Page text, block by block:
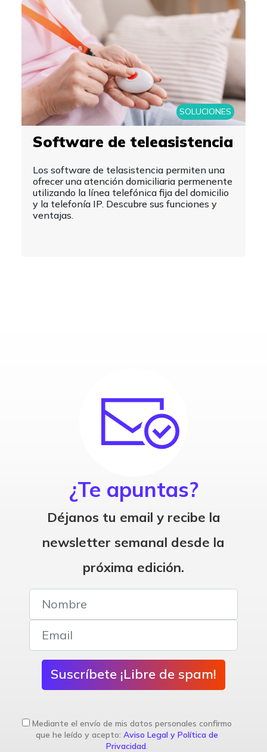
SOLUCIONES
Software de teleasistencia
Los software de telasistencia permiten una
ofrecer una atención domiciliaria permenente
utilizando la línea telefónica fija del domicilio
y la telefonía IP. Descubre sus funciones y
ventajas.
¿Te apuntas?
Déjanos tu email y recibe la
newsletter semanal desde la
próxima edición.
Suscríbete ¡Libre de spam!
Mediante el envío de mis datos personales confirmo
que he leído y acepto: Aviso Legal y Política de
Privacidad.